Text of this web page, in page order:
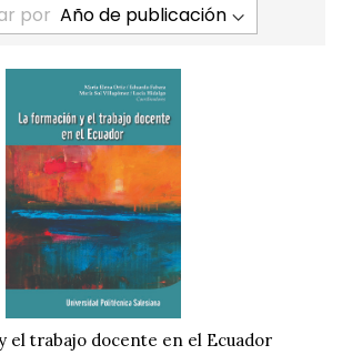
por
el trabajo docente en el Ecuador